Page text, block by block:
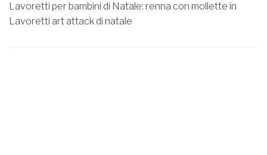
Lavoretti per bambini di Natale: renna con mollette in
Lavoretti art attack di natale